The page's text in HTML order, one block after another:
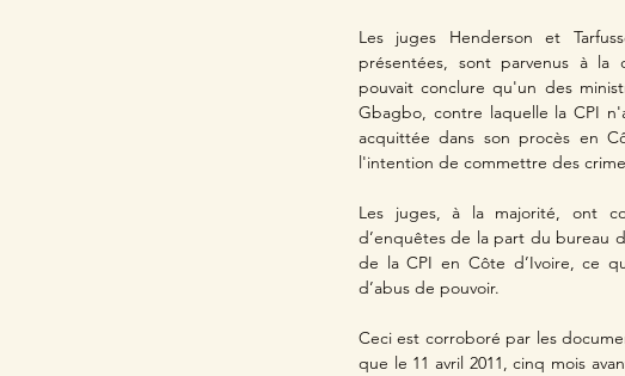
Les juges Henderson et
présentées, sont parvenus à la
pouvait conclure qu'un des
Gbagbo, contre laquelle la CPI
acquittée dans son procès en
l'intention de commettre des
Les juges, à la majorité, ont
d’enquêtes de la part du bureau
de la CPI en Côte d’Ivoire, ce
d’abus de pouvoir.
Ceci est corroboré par les
que le 11 avril 2011, cinq mois